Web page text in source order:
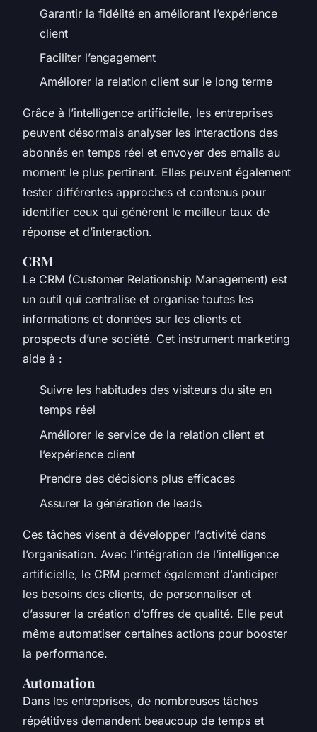
Garantir la fidélité en améliorant l’expérience
client
Faciliter l’engagement
Améliorer la relation client sur le long terme
Grâce à l’intelligence artificielle, les entreprises
peuvent désormais analyser les interactions des
abonnés en temps réel et envoyer des emails au
moment le plus pertinent. Elles peuvent également
tester différentes approches et contenus pour
identifier ceux qui génèrent le meilleur taux de
réponse et d’interaction.
CRM
Le CRM (Customer Relationship Management) est
un outil qui centralise et organise toutes les
informations et données sur les clients et
prospects d’une société. Cet instrument marketing
aide à :
Suivre les habitudes des visiteurs du site en
temps réel
Améliorer le service de la relation client et
l’expérience client
Prendre des décisions plus efficaces
Assurer la génération de leads
Ces tâches visent à développer l’activité dans
l’organisation. Avec l’intégration de l’intelligence
artificielle, le CRM permet également d’anticiper
les besoins des clients, de personnaliser et
d’assurer la création d’offres de qualité. Elle peut
même automatiser certaines actions pour booster
la performance.
Automation
Dans les entreprises, de nombreuses tâches
répétitives demandent beaucoup de temps et